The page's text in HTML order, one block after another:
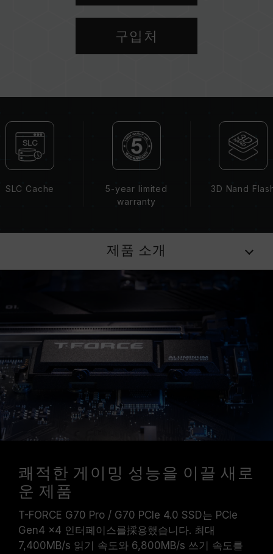
중국 신규 특허 (인증번호: CN 211019739 U)
대만 발명특허 (No.: I751753）
구입처
SLC Cache
5-year limited
warranty
3D Nand
제품 소개
쾌적한 게이밍 성능을 이끌 새로
운 제품
T-FORCE G70 Pro / G70 PCIe 4.0 SSD는 PCIe
Gen4 x4 인터페이스를採용했습니다. 최대
7,400MB/s 읽기 속도와 6,800MB/s 쓰기 속도를